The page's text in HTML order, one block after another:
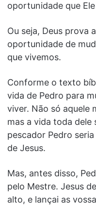
oportunidade que
Ou seja, Deus prova
oportunidade de
que vivemos.
Conforme o texto
vida de Pedro para
viver. Não só aquele
mas a vida toda dele
pescador Pedro
de Jesus.
Mas, antes disso,
pelo Mestre. Jesus
alto, e lançai as